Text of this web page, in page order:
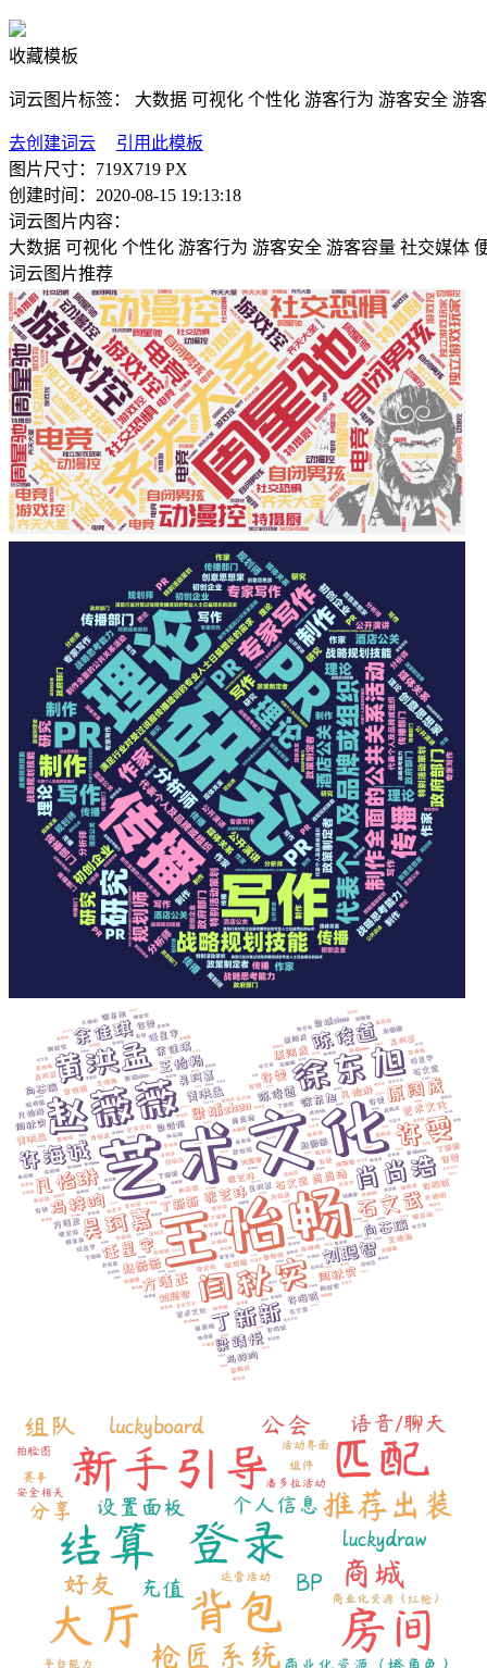
收藏模板
词云图片标签： 大数据 可视化 个性化 游客行为 游客安全 游
去创建词云
引用此模板
图片尺寸： 719X719 PX
创建时间： 2020-08-15 19:13:18
词云图片内容：
大数据 可视化 个性化 游客行为 游客安全 游客容量 社交媒体
词云图片推荐